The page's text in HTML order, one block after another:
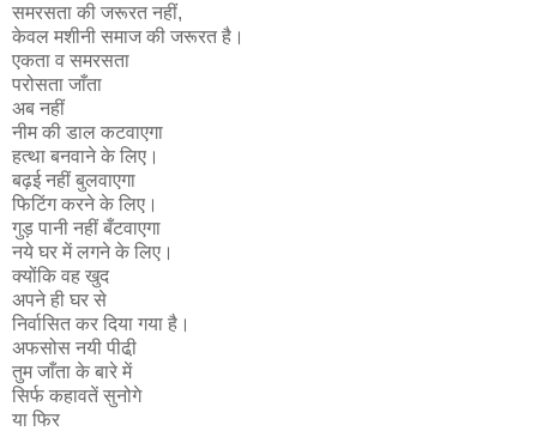
समरसता की जरूरत नहीं,
केवल मशीनी समाज की जरूरत है।
एकता व समरसता
परोसता जाँता
अब नहीं
नीम की डाल कटवाएगा
हत्था बनवाने के लिए।
बढ़ई नहीं बुलवाएगा
फिटिंग करने के लिए।
गुड़ पानी नहीं बँटवाएगा
नये घर में लगने के लिए।
क्योंकि वह खुद
अपने ही घर से
निर्वासित कर दिया गया है।
अफसोस नयी पीढी़
तुम जाँता के बारे में
सिर्फ कहावतें सुनोगे
या फिर